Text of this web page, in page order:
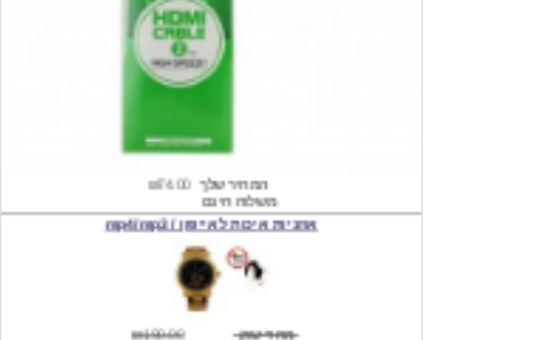
₪74.00
המחיר שלך
משלוח חינם
אוזניות איכות לאייפון / mp4/mp3
₪190.00 מחיר שוק
המחיר שלך
משלוח חינם